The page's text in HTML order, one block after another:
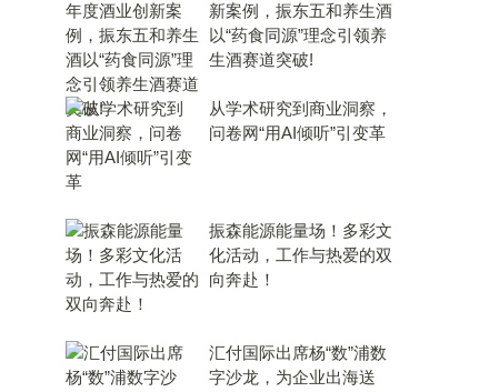
新案例，振东五和养生酒
以“药食同源”理念引领养
生酒赛道突破!
从学术研究到商业洞察，
问卷网“用AI倾听”引变革
振森能源能量场！多彩文
化活动，工作与热爱的双
向奔赴！
汇付国际出席杨“数”浦数
字沙龙，为企业出海送